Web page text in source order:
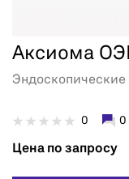
Аксиома
Эндоскопические
0 0
Цена по запросу